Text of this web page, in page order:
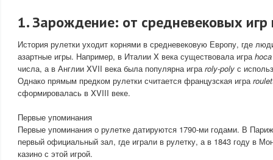
1. Зарождение: от средневековых игр
История рулетки уходит корнями в средневековую Европу, где
азартные игры. Например, в Италии X века существовала игра
числа, а в Англии XVII века была популярна играroly-poly с
Однако прямым предком рулетки считается французская игра
сформировалась в XVIII веке.
Первые упоминания
Первые упоминания о рулетке датируются 1790-ми годами. В
первый официальный зал, где играли в рулетку, а в 1843 году в
казино с этой игрой.